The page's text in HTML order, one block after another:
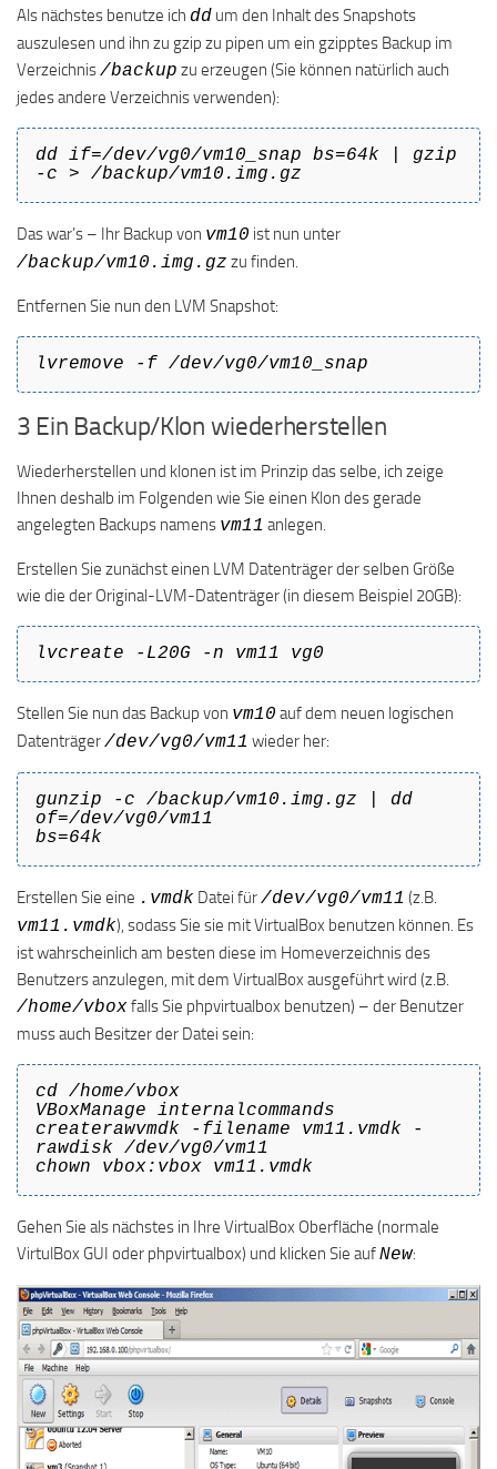
Als nächstes benutze ich dd um den Inhalt des Snapshots
auszulesen und ihn zu gzip zu pipen um ein gzipptes Backup im
Verzeichnis/backup zu erzeugen (Sie können natürlich auch
jedes andere Verzeichnis verwenden):
dd if=/dev/vg0/vm10_snap bs=64k | gzip
-c > /backup/vm10.img.gz
Das war’s – Ihr Backup von vm10 ist nun unter
/backup/vm10.img.gz zu finden.
Entfernen Sie nun den LVM Snapshot:
lvremove -f /dev/vg0/vm10_snap
3 Ein Backup/Klon wiederherstellen
Wiederherstellen und klonen ist im Prinzip das selbe, ich zeige
Ihnen deshalb im Folgenden wie Sie einen Klon des gerade
angelegten Backups namens vm11 anlegen.
Erstellen Sie zunächst einen LVM Datenträger der selben Größe
wie die der Original-LVM-Datenträger (in diesem Beispiel 20GB):
lvcreate -L20G -n vm11 vg0
Stellen Sie nun das Backup von vm10 auf dem neuen logischen
Datenträger/dev/vg0/vm11 wieder her:
gunzip -c /backup/vm10.img.gz | dd
of=/dev/vg0/vm11
bs=64k
Erstellen Sie eine .vmdk Datei für/dev/vg0/vm11 (z.B.
vm11.vmdk), sodass Sie sie mit VirtualBox benutzen können. Es
ist wahrscheinlich am besten diese im Homeverzeichnis des
Benutzers anzulegen, mit dem VirtualBox ausgeführt wird (z.B.
/home/vboxfalls Sie phpvirtualbox benutzen) – der Benutzer
muss auch Besitzer der Datei sein:
cd /home/vbox
VBoxManage internalcommands
createrawvmdk -filename vm11.vmdk -
rawdisk /dev/vg0/vm11
chown vbox:vbox vm11.vmdk
Gehen Sie als nächstes in Ihre VirtualBox Oberfläche (normale
VirtulBox GUI oder phpvirtualbox) und klicken Sie aufNew: